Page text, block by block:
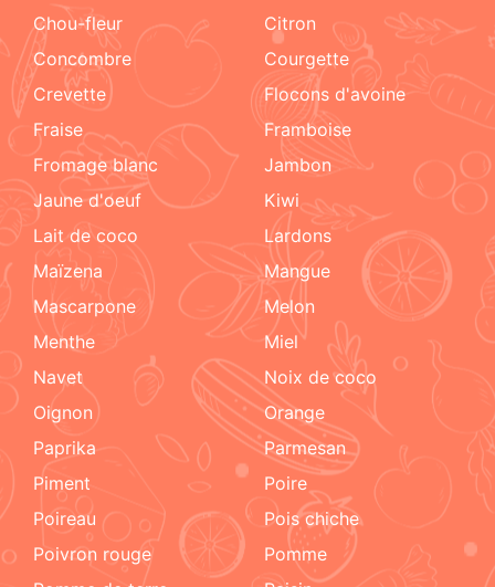
chou-fleur
citron
concombre
courgette
crevette
flocons d'avoine
fraise
framboise
fromage blanc
jambon
jaune d'oeuf
kiwi
lait de coco
lardons
maïzena
mangue
mascarpone
melon
menthe
miel
navet
noix de coco
oignon
orange
paprika
parmesan
piment
poire
poireau
pois chiche
poivron rouge
pomme